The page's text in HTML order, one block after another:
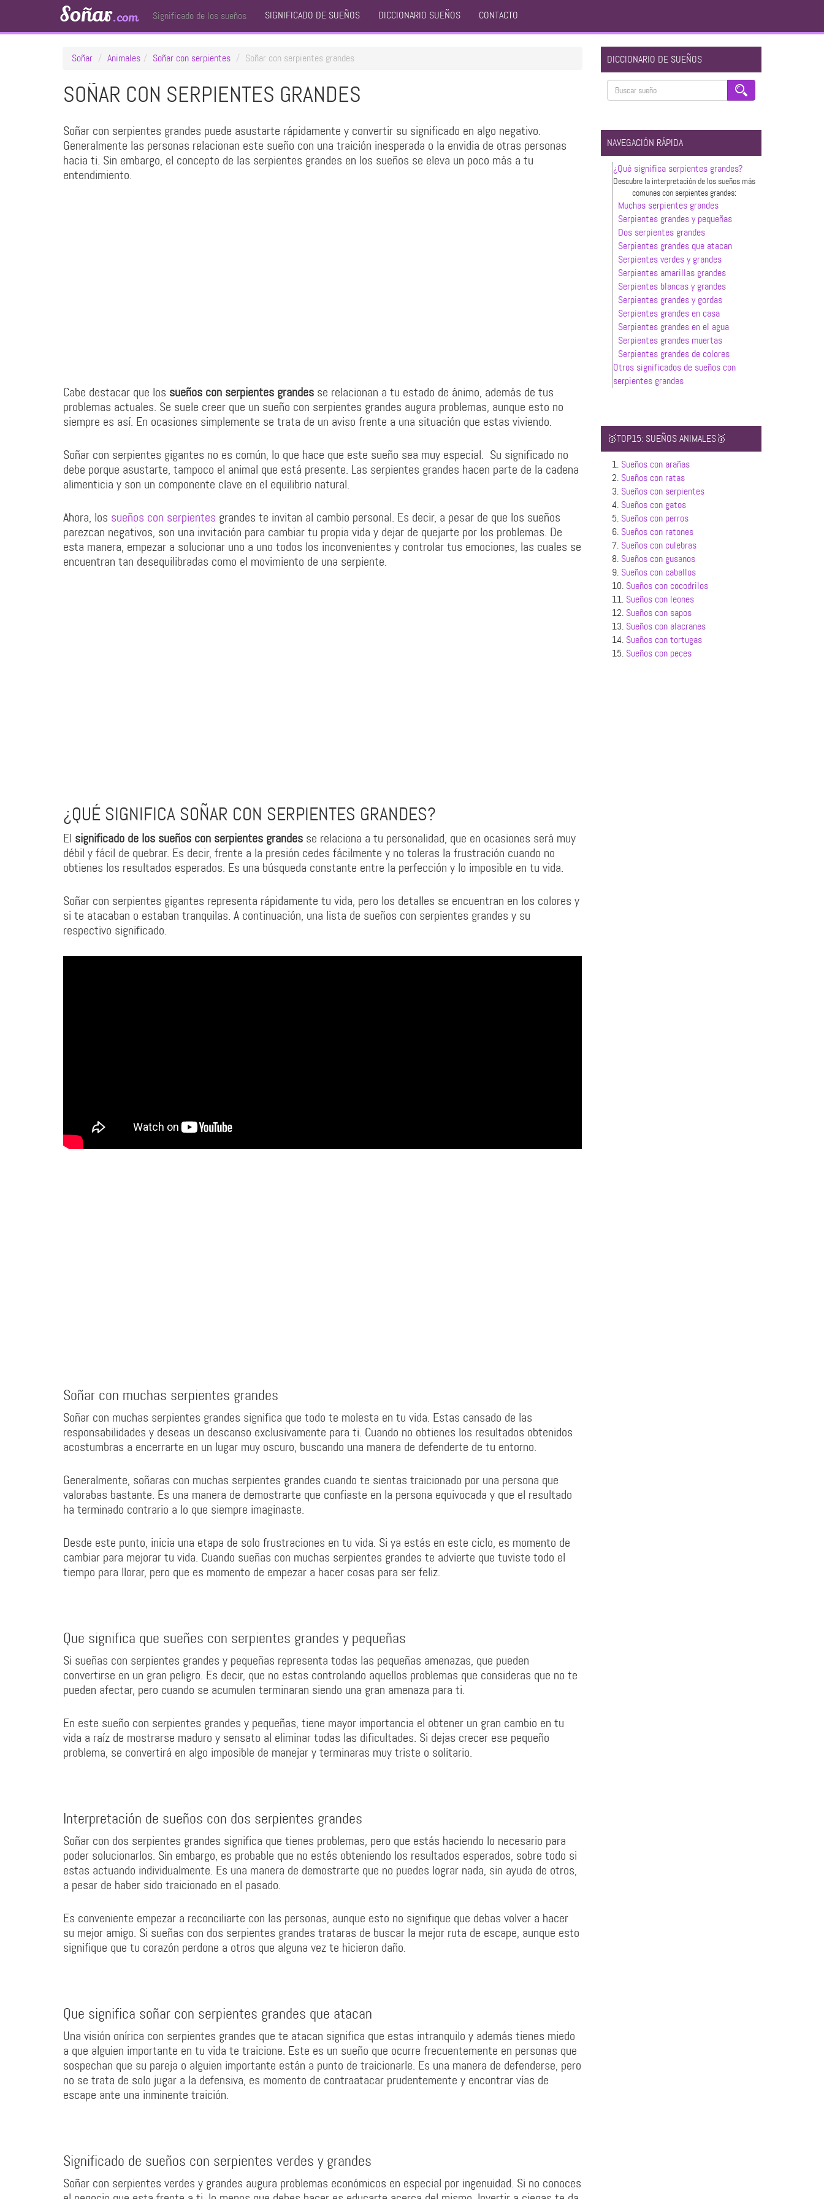
Soñar.com Significado de los sueños SIGNIFICADO DE SUEÑOS DICCIONARIO SUEÑOS CONTACTO
Soñar Animales Soñar con serpientes Soñar con serpientes grandes
SOÑAR CON SERPIENTES GRANDES
Soñar con serpientes grandes puede asustarte rápidamente y convertir su significado en algo negativo.
Generalmente las personas relacionan este sueño con una traición inesperada o la envidia de otras personas
hacia ti. Sin embargo, el concepto de las serpientes grandes en los sueños se eleva un poco más a tu
entendimiento.
Cabe destacar que los sueños con serpientes grandes se relacionan a tu estado de ánimo, además de tus
problemas actuales. Se suele creer que un sueño con serpientes grandes augura problemas, aunque esto no
siempre es así. En ocasiones simplemente se trata de un aviso frente a una situación que estas viviendo.
Soñar con serpientes gigantes no es común, lo que hace que este sueño sea muy especial. Su significado no
debe porque asustarte, tampoco el animal que está presente. Las serpientes grandes hacen parte de la cadena
alimenticia y son un componente clave en el equilibrio natural.
Ahora, los sueños con serpientes grandes te invitan al cambio personal. Es decir, a pesar de que los sueños
parezcan negativos, son una invitación para cambiar tu propia vida y dejar de quejarte por los problemas. De
esta manera, empezar a solucionar uno a uno todos los inconvenientes y controlar tus emociones, las cuales se
encuentran tan desequilibradas como el movimiento de una serpiente.
¿QUÉ SIGNIFICA SOÑAR CON SERPIENTES GRANDES?
El significado de los sueños con serpientes grandes se relaciona a tu personalidad, que en ocasiones será muy
débil y fácil de quebrar. Es decir, frente a la presión cedes fácilmente y no toleras la frustración cuando no
obtienes los resultados esperados. Es una búsqueda constante entre la perfección y lo imposible en tu vida.
Soñar con serpientes gigantes representa rápidamente tu vida, pero los detalles se encuentran en los colores y
si te atacaban o estaban tranquilas. A continuación, una lista de sueños con serpientes grandes y su
respectivo significado.
Soñar con muchas serpientes grandes
Soñar con muchas serpientes grandes significa que todo te molesta en tu vida. Estas cansado de las
responsabilidades y deseas un descanso exclusivamente para ti. Cuando no obtienes los resultados obtenidos
acostumbras a encerrarte en un lugar muy oscuro, buscando una manera de defenderte de tu entorno.
Generalmente, soñaras con muchas serpientes grandes cuando te sientas traicionado por una persona que
valorabas bastante. Es una manera de demostrarte que confiaste en la persona equivocada y que el resultado
ha terminado contrario a lo que siempre imaginaste.
Desde este punto, inicia una etapa de solo frustraciones en tu vida. Si ya estás en este ciclo, es momento de
cambiar para mejorar tu vida. Cuando sueñas con muchas serpientes grandes te advierte que tuviste todo el
tiempo para llorar, pero que es momento de empezar a hacer cosas para ser feliz.
Que significa que sueñes con serpientes grandes y pequeñas
Si sueñas con serpientes grandes y pequeñas representa todas las pequeñas amenazas, que pueden
convertirse en un gran peligro. Es decir, que no estas controlando aquellos problemas que consideras que no te
pueden afectar, pero cuando se acumulen terminaran siendo una gran amenaza para ti.
En este sueño con serpientes grandes y pequeñas, tiene mayor importancia el obtener un gran cambio en tu
vida a raíz de mostrarse maduro y sensato al eliminar todas las dificultades. Si dejas crecer ese pequeño
problema, se convertirá en algo imposible de manejar y terminaras muy triste o solitario.
Interpretación de sueños con dos serpientes grandes
Soñar con dos serpientes grandes significa que tienes problemas, pero que estás haciendo lo necesario para
poder solucionarlos. Sin embargo, es probable que no estés obteniendo los resultados esperados, sobre todo si
estas actuando individualmente. Es una manera de demostrarte que no puedes lograr nada, sin ayuda de otros,
a pesar de haber sido traicionado en el pasado.
Es conveniente empezar a reconciliarte con las personas, aunque esto no signifique que debas volver a hacer
su mejor amigo. Si sueñas con dos serpientes grandes trataras de buscar la mejor ruta de escape, aunque esto
signifique que tu corazón perdone a otros que alguna vez te hicieron daño.
Que significa soñar con serpientes grandes que atacan
Una visión onírica con serpientes grandes que te atacan significa que estas intranquilo y además tienes miedo
a que alguien importante en tu vida te traicione. Este es un sueño que ocurre frecuentemente en personas que
sospechan que su pareja o alguien importante están a punto de traicionarle. Es una manera de defenderse, pero
no se trata de solo jugar a la defensiva, es momento de contraatacar prudentemente y encontrar vías de
escape ante una inminente traición.
Significado de sueños con serpientes verdes y grandes
Soñar con serpientes verdes y grandes augura problemas económicos en especial por ingenuidad. Si no conoces
DICCIONARIO DE SUEÑOS
NAVEGACIÓN RÁPIDA
¿Qué significa serpientes grandes?
Descubre la interpretación de los sueños más
comunes con serpientes grandes:
Muchas serpientes grandes
Serpientes grandes y pequeñas
Dos serpientes grandes
Serpientes grandes que atacan
Serpientes verdes y grandes
Serpientes amarillas grandes
Serpientes blancas y grandes
Serpientes grandes y gordas
Serpientes grandes en casa
Serpientes grandes en el agua
Serpientes grandes muertas
Serpientes grandes de colores
Otros significados de sueños con
serpientes grandes
🥇TOP15: SUEÑOS ANIMALES🥇
1. Sueños con arañas
2. Sueños con ratas
3. Sueños con serpientes
4. Sueños con gatos
5. Sueños con perros
6. Sueños con ratones
7. Sueños con culebras
8. Sueños con gusanos
9. Sueños con caballos
10. Sueños con cocodrilos
11. Sueños con leones
12. Sueños con sapos
13. Sueños con alacranes
14. Sueños con tortugas
15. Sueños con peces